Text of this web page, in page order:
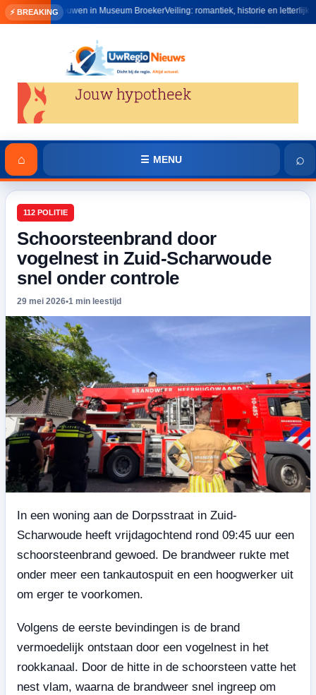
⚡ BREAKING
Trouwen in Museum BroekerVeiling: romantiek, historie en letterlijk het
⌂ ☰ MENU ⌕
112 POLITIE
Schoorsteenbrand door
vogelnest in Zuid-Scharwoude
snel onder controle
29 mei 2026•1 min leestijd
In een woning aan de Dorpsstraat in Zuid-
Scharwoude heeft vrijdagochtend rond 09:45 uur een
schoorsteenbrand gewoed. De brandweer rukte met
onder meer een tankautospuit en een hoogwerker uit
om erger te voorkomen.
Volgens de eerste bevindingen is de brand
vermoedelijk ontstaan door een vogelnest in het
rookkanaal. Door de hitte in de schoorsteen vatte het
nest vlam, waarna de brandweer snel ingreep om